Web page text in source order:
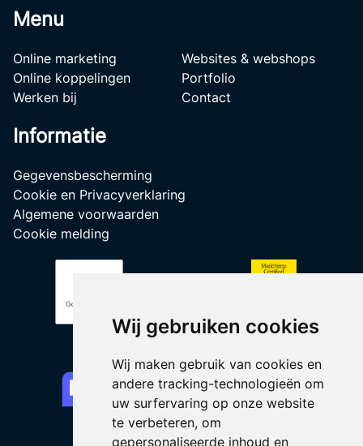
Wij gebruiken cookies
Wij maken gebruik van cookies en
andere tracking-technologieën om
uw surfervaring op onze website
te verbeteren, om
gepersonaliseerde inhoud en
Menu
Online marketing
Websites & webshops
Online koppelingen
Portfolio
Werken bij
Contact
Informatie
Gegevensbescherming
Cookie en Privacyverklaring
Algemene voorwaarden
Cookie melding